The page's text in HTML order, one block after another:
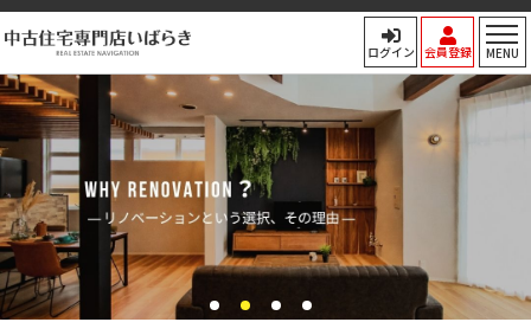
中古住宅専門店いばらき
ログイン 会員登録 MENU